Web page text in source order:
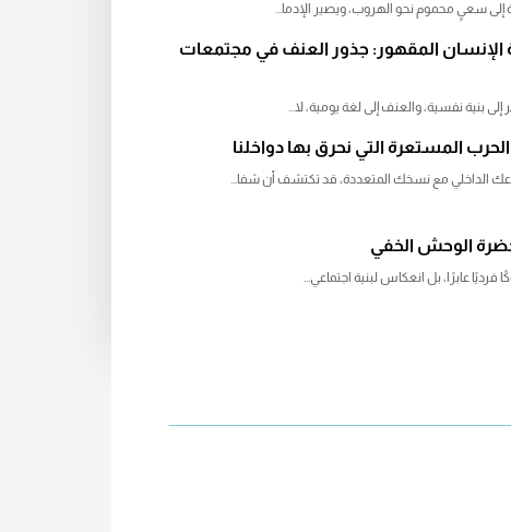
إلى سعيٍ محموم نحو الهروب، ويصير الإدما...
الإنسان المقهور: جذور العنف في مجتمعات
بنية نفسية، والعنف إلى لغة يومية، لا...
المستعرة التي نحرق بها دواخلنا
الداخلي مع نسخك المتعددة، قد تكتشف أن شفا...
الوحش الخفي
فرديًا عابرًا، بل انعكاس لبنية اجتماعي...